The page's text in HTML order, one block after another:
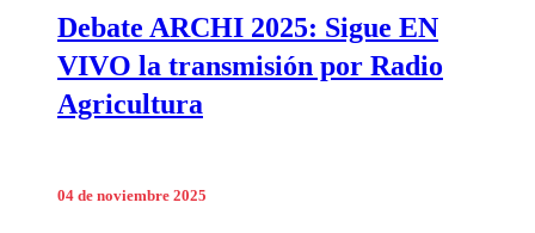
Debate ARCHI 2025: Sigue EN
VIVO la transmisión por Radio
Agricultura
04 de noviembre 2025